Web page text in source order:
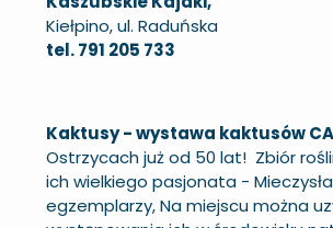
Kiełpino, ul. Raduńska
tel. 791 205 733
Kaktusy - wystawa kaktusów
Ostrzycach już od 50 lat! Zbiór
ich wielkiego pasjonata -
egzemplarzy, Na miejscu można